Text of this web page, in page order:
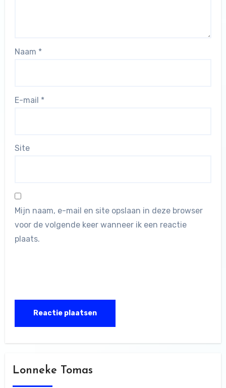
Naam *
E-mail *
Site
Mijn naam, e-mail en site opslaan in deze browser
voor de volgende keer wanneer ik een reactie
plaats.
Lonneke Tomas